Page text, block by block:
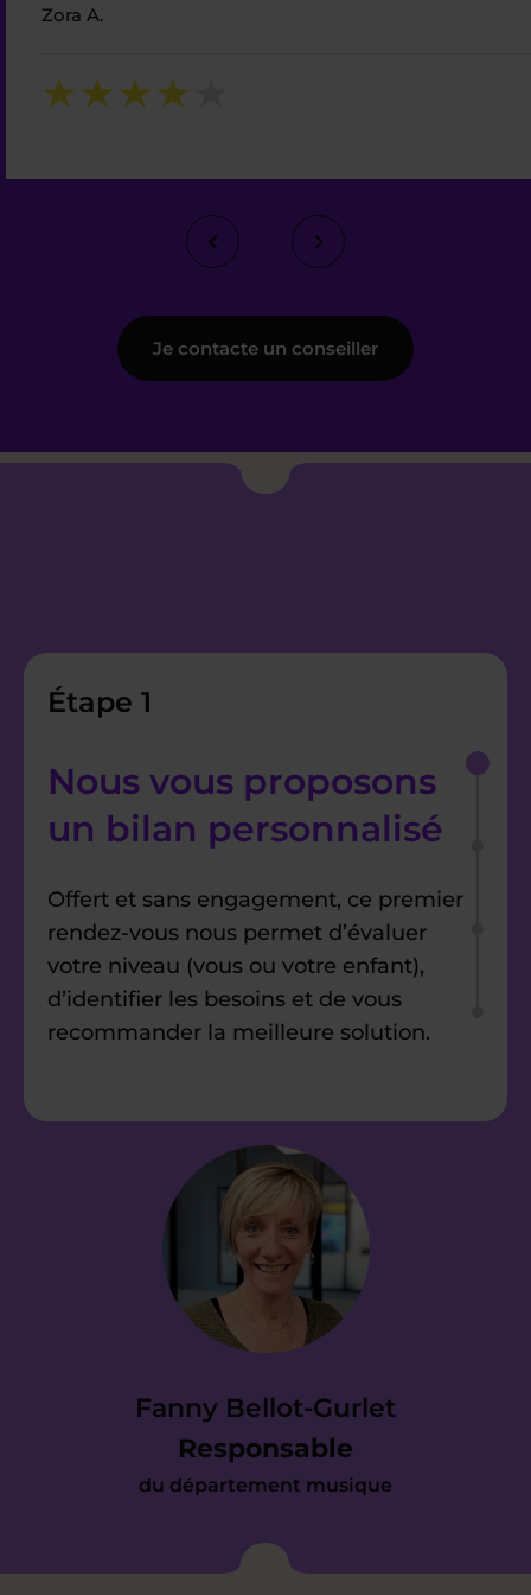
Zora A.
Je contacte un conseiller
Fanny Bellot-Gurlet
Responsable
du département musique
Étape 1
Nous vous proposons
un bilan personnalisé
Offert et sans engagement, ce premier
rendez-vous nous permet d’évaluer
votre niveau (vous ou votre enfant),
d’identifier les besoins et de vous
recommander la meilleure solution.
Étape 2
Nous vous envoyons
une proposition
d’accompagnement
à vos attentes ? Parfait. Dès
maintenant, nous prenons en charge
toute l’organisation pour mettre en
place votre cours le plus tôt possible.
Étape 3